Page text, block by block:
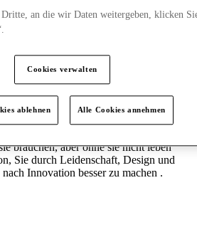
mit Performance-Lösungen, von denen
brauchen, aber ohne sie nicht leben
Sie durch Leidenschaft, Design und
Innovation besser zu machen .
an die wir Daten weitergeben, klicken
Cookies verwalten
ablehnen Alle Cookies annehmen